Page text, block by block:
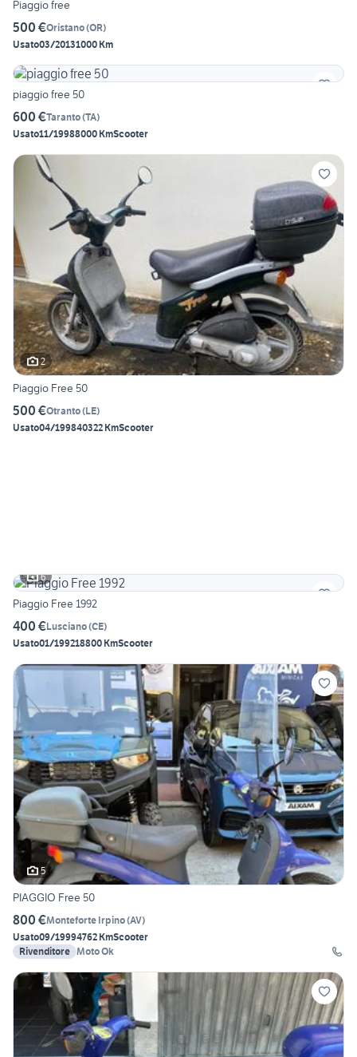
Piaggio free
500 €Oristano(OR)
Usato03/20131000 Km
piaggio free 50
600 €Taranto(TA)
Usato11/19988000 KmScooter
2
Piaggio Free 50
500 €Otranto(LE)
Usato04/199840322 KmScooter
6
Piaggio Free 1992
400 €Lusciano(CE)
Usato01/199218800 KmScooter
5
PIAGGIO Free 50
800 €Monteforte Irpino(AV)
Usato09/19994762 KmScooter
Rivenditore Moto Ok